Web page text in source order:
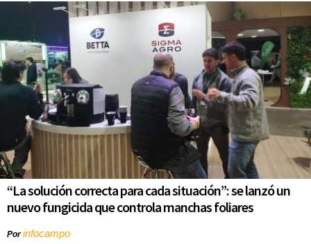
“La solución correcta para cada situación”: se lanzó un
nuevo fungicida que controla manchas foliares
Porinfocampo